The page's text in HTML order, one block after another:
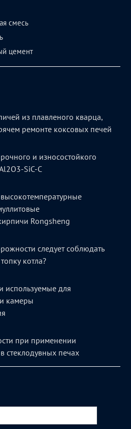
смесь
цемент
из плавленого кварца,
ремонте коксовых печей
и износостойкого
SiC-C
Rongsheng
следует соблюдать
котла?
используемые для
камеры
при применении
стеклодувных печах